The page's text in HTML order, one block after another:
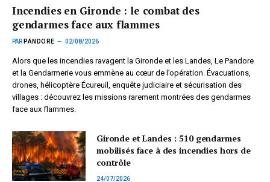
Incendies en Gironde : le combat des
gendarmes face aux flammes
PAR PANDORE 02/08/2026
Alors que les incendies ravagent la Gironde et les Landes, Le Pandore
et la Gendarmerie vous emmène au cœur de l’opération. Évacuations,
drones, hélicoptère Écureuil, enquête judiciaire et sécurisation des
villages : découvrez les missions rarement montrées des gendarmes
face aux flammes.
Gironde et Landes : 510 gendarmes
mobilisés face à des incendies hors de
contrôle
24/07/2026